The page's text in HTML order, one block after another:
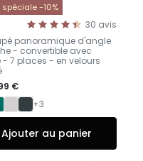
spéciale -10%
30 avis
panoramique d'angle
- convertible avec
- 7 places - en velours
€
+3
Ajouter au panier